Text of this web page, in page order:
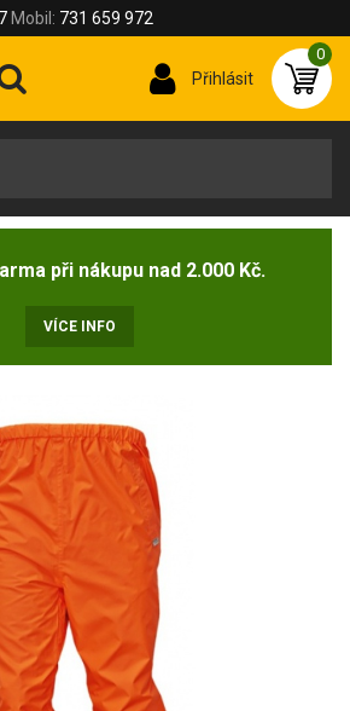
Mobil: 731 659 972
Přihlásit
0
při nákupu nad 2.000 Kč.
VÍCE INFO